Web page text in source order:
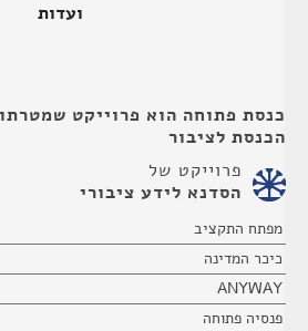
ועדות
כנסת פתוחה הוא פרוייקט
הכנסת לציבור
פרוייקט של
הסדנא לידע ציבורי
מפתח התקציב
כיכר המדינה
ANYWAY
פנסיה פתוחה